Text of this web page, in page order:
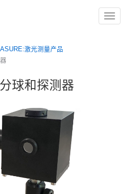
切
激光测量产品
球和探测器